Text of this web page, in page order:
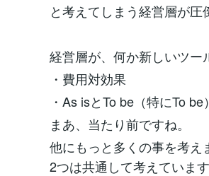
と考えてしまう経営層が圧
経営層が、何か新しいツー
・費用対効果
・As isとTo be（特にTo be）
まあ、当たり前ですね。
他にもっと多くの事を考
2つは共通して考えています